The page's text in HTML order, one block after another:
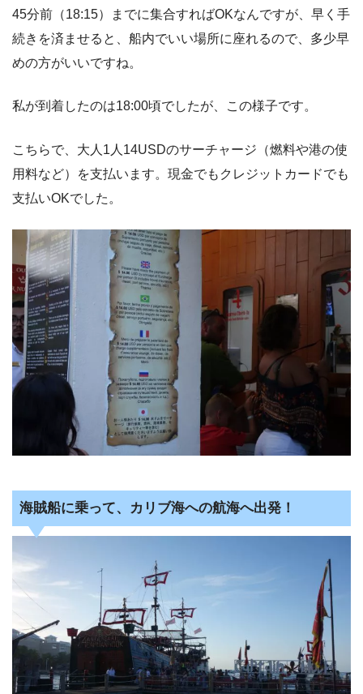
45分前（18:15）までに集合すればOKなんですが、早く手
続きを済ませると、船内でいい場所に座れるので、多少早
めの方がいいですね。
私が到着したのは18:00頃でしたが、この様子です。
こちらで、大人1人14USDのサーチャージ（燃料や港の使
用料など）を支払います。現金でもクレジットカードでも
支払いOKでした。
海賊船に乗って、カリブ海への航海へ出発！